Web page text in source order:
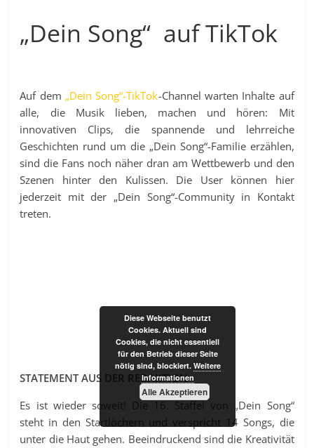
„Dein Song“ auf TikTok
Auf dem „Dein Song“-TikTok-Channel warten Inhalte auf
alle, die Musik lieben, machen und hören: Mit
innovativen Clips, die spannende und lehrreiche
Geschichten rund um die „Dein Song“-Familie erzählen,
sind die Fans noch näher dran am Wettbewerb und den
Szenen hinter den Kulissen. Die User können hier
jederzeit mit der „Dein Song“-Community in Kontakt
treten.
STATEMENT AUS DER REDAKTION
Es ist wieder soweit! Die 16. Staffel von „Dein Song“
steht in den Startlöchern und verspricht 14 Songs, die
unter die Haut gehen. Beeindruckend sind die Kreativität
Diese Webseite benutzt
Cookies. Aktuell sind
Cookies, die nicht essentiell
für den Betrieb dieser Seite
nötig sind, blockiert. Weitere
Informationen
Alle Akzeptieren